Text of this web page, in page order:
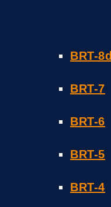
BRT-8d
BRT-7
BRT-6
BRT-5
BRT-4